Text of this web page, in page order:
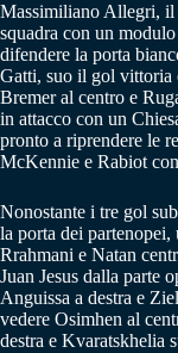
Massimiliano Allegri, il
squadra con un
difendere la porta
Gatti, suo il gol vittoria
Bremer al centro e
in attacco con un
pronto a riprendere le
McKennie e Rabiot
Nonostante i tre gol
la porta dei
Rrahmani e Natan
Juan Jesus dalla parte
Anguissa a destra e
vedere Osimhen al
destra e Kvaratskhelia